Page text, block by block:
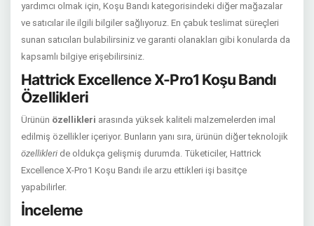
yardımcı olmak için, Koşu Bandı kategorisindeki diğer mağazalar
ve satıcılar ile ilgili bilgiler sağlıyoruz. En çabuk teslimat süreçleri
sunan satıcıları bulabilirsiniz ve garanti olanakları gibi konularda da
kapsamlı bilgiye erişebilirsiniz.
Hattrick Excellence X-Pro1 Koşu Bandı
Özellikleri
Ürünün özellikleri arasında yüksek kaliteli malzemelerden imal
edilmiş özellikler içeriyor. Bunların yanı sıra, ürünün diğer teknolojik
özellikleri de oldukça gelişmiş durumda. Tüketiciler, Hattrick
Excellence X-Pro1 Koşu Bandı ile arzu ettikleri işi basitçe
yapabilirler.
İnceleme